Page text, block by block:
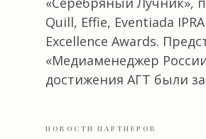
Quill, Effie, Eventiada
Excellence Awards.
«Медиаменеджер
достижения АГТ были
НОВОСТИ ПАРТНЕРОВ